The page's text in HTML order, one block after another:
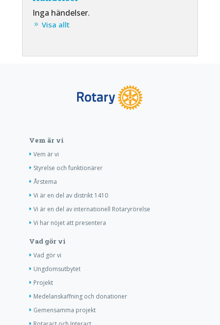
Inga händelser.
Visa allt
Vem är vi
Vem är vi
Styrelse och funktionärer
Årstema
Vi är en del av distrikt 1410
Vi är en del av internationell Rotaryrörelse
Vi har nöjet att presentera
Vad gör vi
Vad gör vi
Ungdomsutbytet
Projekt
Medelanskaffning och donationer
Gemensamma projekt